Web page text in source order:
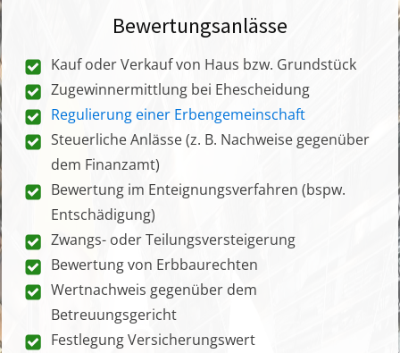
Bewertungsanlässe
Kauf oder Verkauf von Haus bzw. Grundstück
Zugewinnermittlung bei Ehescheidung
Regulierung einer Erbengemeinschaft
Steuerliche Anlässe (z. B. Nachweise gegenüber
dem Finanzamt)
Bewertung im Enteignungsverfahren (bspw.
Entschädigung)
Zwangs- oder Teilungsversteigerung
Bewertung von Erbbaurechten
Wertnachweis gegenüber dem
Betreuungsgericht
Festlegung Versicherungswert